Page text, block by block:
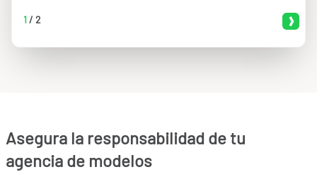
Asegura la responsabilidad de tu
agencia de modelos
1/ 2